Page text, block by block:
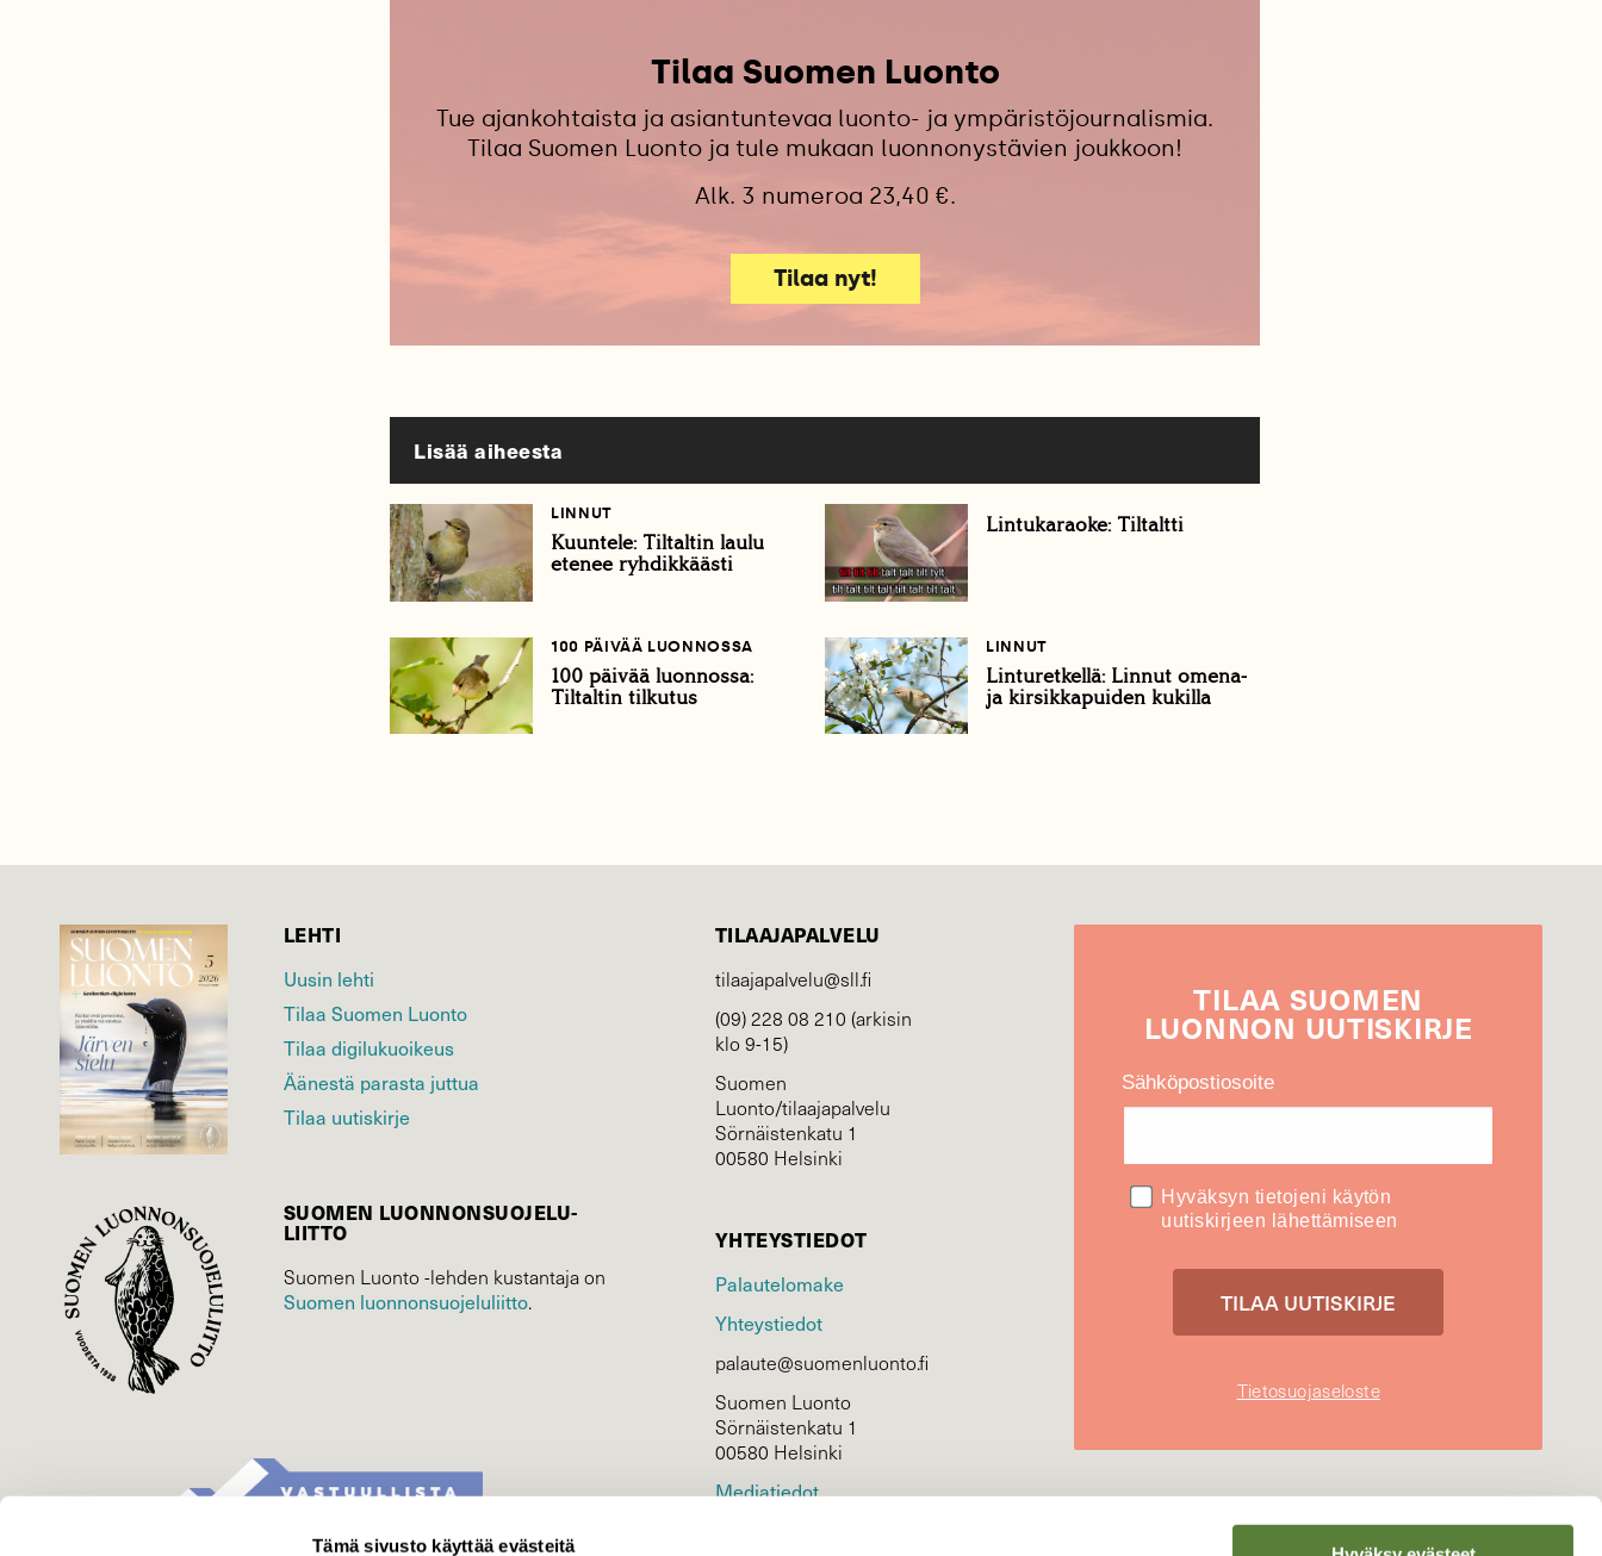
Tämä sivusto käyttää evästeitä
Tilaa Suomen Luonto
Tue ajankohtaista ja asiantuntevaa luonto- ja ympäristöjournalismia.
Tilaa Suomen Luonto ja tule mukaan luonnonystävien joukkoon!
Alk. 3 numeroa 23,40 €.
Tilaa nyt!
Lisää aiheesta
LINNUT
Kuuntele: Tiltaltin laulu
etenee ryhdikkäästi
Lintukaraoke: Tiltaltti
100 PÄIVÄÄ LUONNOSSA
100 päivää luonnossa:
Tiltaltin tilkutus
LINNUT
Linturetkellä: Linnut omena-
ja kirsikkapuiden kukilla
LEHTI
Uusin lehti
Tilaa Suomen Luonto
Tilaa digilukuoikeus
Äänestä parasta juttua
Tilaa uutiskirje
SUOMEN LUONNON­SUOJELU­
LIITTO
Suomen Luonto -lehden kustantaja on
Suomen luonnonsuojelu­liitto.
TILAAJAPALVELU
tilaajapalvelu@sll.fi
(09) 228 08 210 (arkisin
klo 9-15)
Suomen
Luonto/tilaajapalvelu
Sörnäistenkatu 1
00580 Helsinki
YHTEYSTIEDOT
Palautelomake
Yhteystiedot
palaute@suomenluonto.fi
Suomen Luonto
Sörnäistenkatu 1
00580 Helsinki
Mediatiedot
TILAA SUOMEN
LUONNON UUTIS­KIRJE
Sähköpostiosoite
Hyväksyn tietojeni käytön
uutiskirjeen lähettämiseen
Tietosuojaseloste